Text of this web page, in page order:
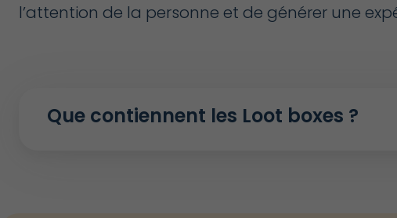
l’attention de la personne et de générer une
Que contiennent les Loot boxes ?